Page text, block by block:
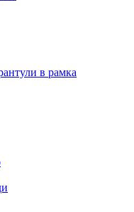
в рамка